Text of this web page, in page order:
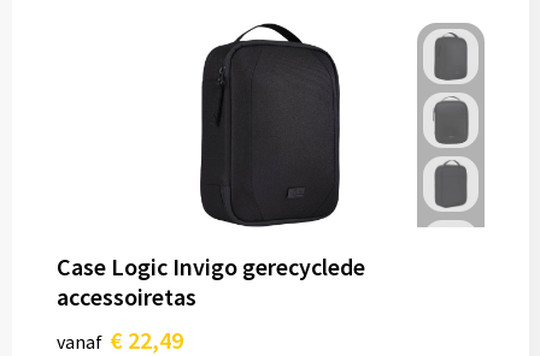
Case Logic Invigo gerecyclede
accessoiretas
vanaf € 22,49